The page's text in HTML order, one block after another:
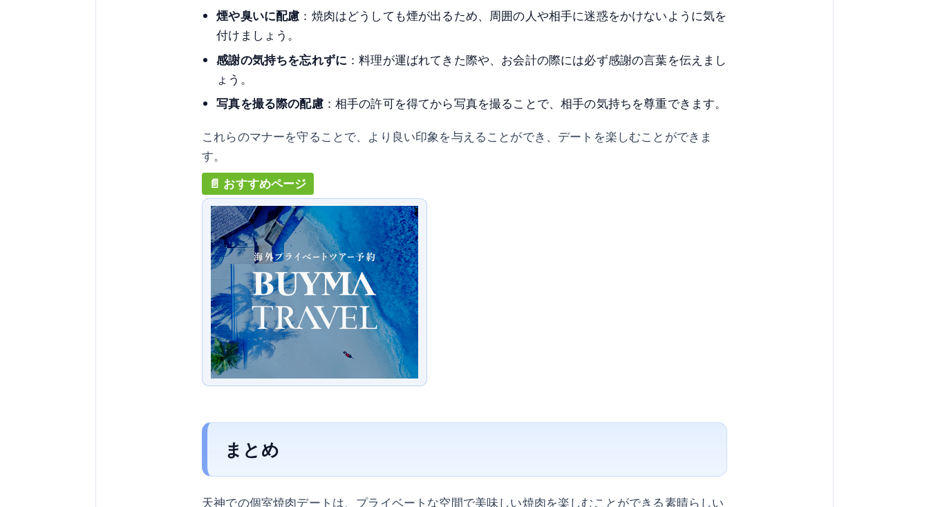
煙や臭いに配慮 ：焼肉はどうしても煙が出るため、周囲の人や相手に迷惑をかけないように気を
付けましょう。
感謝の気持ちを忘れずに ：料理が運ばれてきた際や、お会計の際には必ず感謝の言葉を伝えまし
ょう。
写真を撮る際の配慮：相手の許可を得てから写真を撮ることで、相手の気持ちを尊重できます。
これらのマナーを守ることで、より良い印象を与えることができ、デートを楽しむことができま
す。
まとめ
天神での個室焼肉デートは、プライベートな空間で美味しい焼肉を楽しむことができる素晴らしい